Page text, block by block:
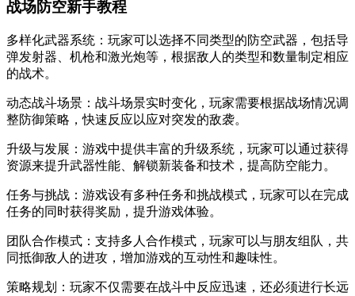
战场防空新手教程
多样化武器系统：玩家可以选择不同类型的防空武器，包括导
弹发射器、机枪和激光炮等，根据敌人的类型和数量制定相应
的战术。
动态战斗场景：战斗场景实时变化，玩家需要根据战场情况调
整防御策略，快速反应以应对突发的敌袭。
升级与发展：游戏中提供丰富的升级系统，玩家可以通过获得
资源来提升武器性能、解锁新装备和技术，提高防空能力。
任务与挑战：游戏设有多种任务和挑战模式，玩家可以在完成
任务的同时获得奖励，提升游戏体验。
团队合作模式：支持多人合作模式，玩家可以与朋友组队，共
同抵御敌人的进攻，增加游戏的互动性和趣味性。
策略规划：玩家不仅需要在战斗中反应迅速，还必须进行长远